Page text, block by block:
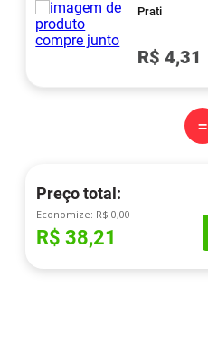
Prati
R$ 4,31
=
Preço total:
Economize: R$ 0,00
R$ 38,21